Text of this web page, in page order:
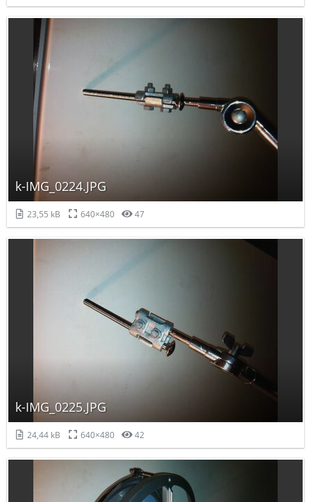
k-IMG_0224.JPG
23,55 kB 640×480 47
k-IMG_0225.JPG
24,44 kB 640×480 42